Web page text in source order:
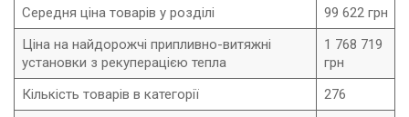
Середня ціна товарів у розділі
99 622 грн
Ціна на найдорожчі припливно-витяжні
установки з рекуперацією тепла
1 768 719
грн
Кількість товарів в категорії
276